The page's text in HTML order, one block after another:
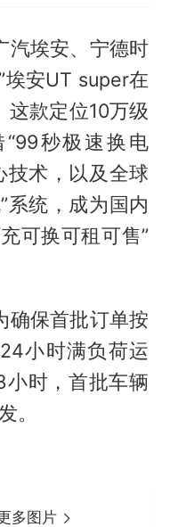
汽埃安、宁德时
埃安UT super在
这款定位10万级
秒极速换电
技术，以及全球
系统，成为国内
可换可租可售”
确保首批订单按
小时满负荷运
时，首批车辆
。
多图片